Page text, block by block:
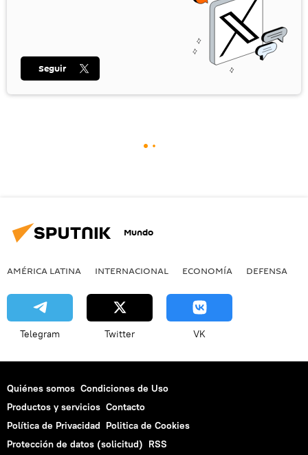
Seguir
Mundo
AMÉRICA LATINA INTERNACIONAL ECONOMÍA DEFENSA
Telegram Twitter VK
Quiénes somos Condiciones de Uso
Productos y servicios Contacto
Política de Privacidad Politica de Cookies
Protección de datos (solicitud) RSS